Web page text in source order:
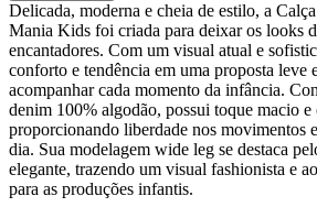
Delicada, moderna e cheia de estilo, a
Mania Kids foi criada para deixar os looks
encantadores. Com um visual atual e
conforto e tendência em uma proposta leve
acompanhar cada momento da infância.
denim 100% algodão, possui toque macio
proporcionando liberdade nos movimentos
dia. Sua modelagem wide leg se destaca
elegante, trazendo um visual fashionista e
para as produções infantis.